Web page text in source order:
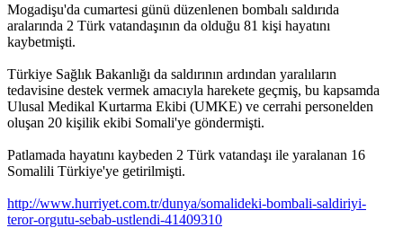
Mogadişu'da cumartesi günü düzenlenen bombalı saldırıda
aralarında 2 Türk vatandaşının da olduğu 81 kişi hayatını
kaybetmişti.
Türkiye Sağlık Bakanlığı da saldırının ardından yaralıların
tedavisine destek vermek amacıyla harekete geçmiş, bu kapsamda
Ulusal Medikal Kurtarma Ekibi (UMKE) ve cerrahi personelden
oluşan 20 kişilik ekibi Somali'ye göndermişti.
Patlamada hayatını kaybeden 2 Türk vatandaşı ile yaralanan 16
Somalili Türkiye'ye getirilmişti.
http://www.hurriyet.com.tr/dunya/somalideki-bombali-saldiriyi-
teror-orgutu-sebab-ustlendi-41409310